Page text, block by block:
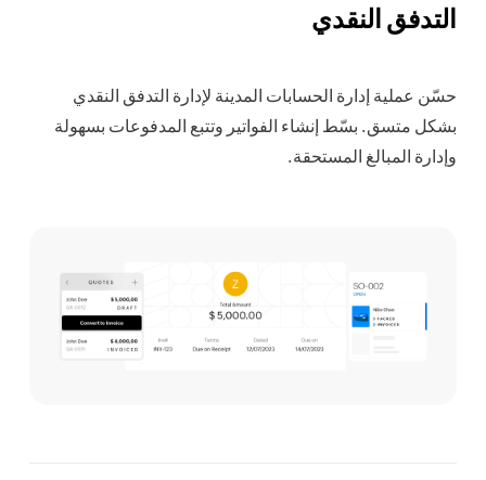
التدفق النقدي
حسّن عملية إدارة الحسابات المدينة لإدارة التدفق النقدي
بشكل متسق. بسّط إنشاء الفواتير وتتبع المدفوعات بسهولة
وإدارة المبالغ المستحقة.